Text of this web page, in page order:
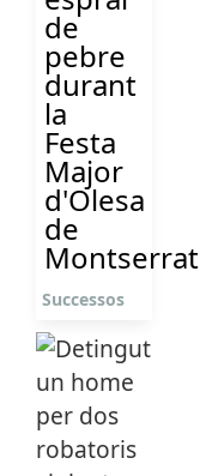
de
pebre
durant
la
Festa
Major
d'Olesa
de
Montserrat
Successos